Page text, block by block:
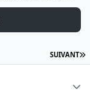
SUIVANT